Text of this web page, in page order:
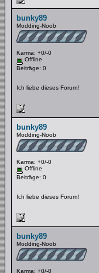
bunky89
Modding-Noob
Karma: +0/-0
Offline
Beiträge: 0
Ich liebe dieses Forum!
bunky89
Modding-Noob
Karma: +0/-0
Offline
Beiträge: 0
Ich liebe dieses Forum!
bunky89
Modding-Noob
Karma: +0/-0